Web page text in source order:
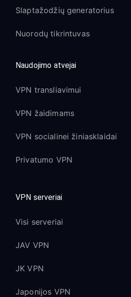
Slaptažodžių generatorius
Nuorodų tikrintuvas
Naudojimo atvejai
VPN transliavimui
VPN žaidimams
VPN socialinei žiniasklaidai
Privatumo VPN
VPN serveriai
Visi serveriai
JAV VPN
JK VPN
Japonijos VPN